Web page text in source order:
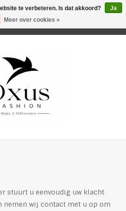
stuurt u eenvoudig uw klacht
nemen wij contact met u op om
te verbeteren. Is dat akkoord?
Ja
Meer over cookies »